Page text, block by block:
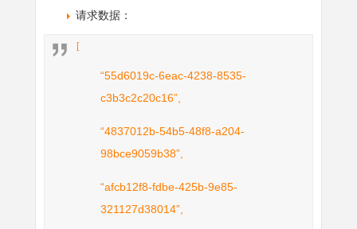
请求数据：
[
“55d6019c-6eac-4238-8535-
c3b3c2c20c16”,
“4837012b-54b5-48f8-a204-
98bce9059b38”,
“afcb12f8-fdbe-425b-9e85-
321127d38014”,